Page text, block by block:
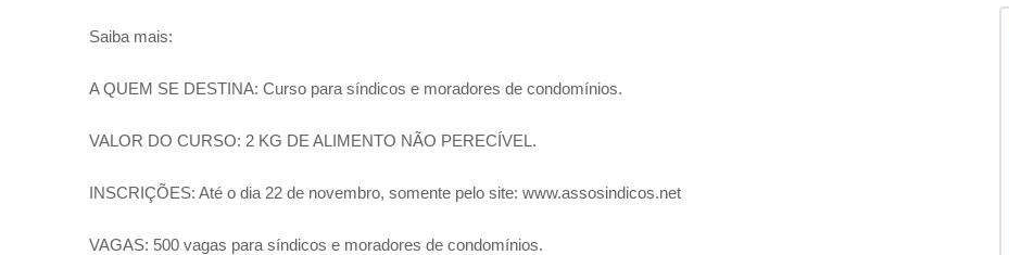
Saiba mais:
A QUEM SE DESTINA: Curso para síndicos e moradores de condomínios.
VALOR DO CURSO: 2 KG DE ALIMENTO NÃO PERECÍVEL.
INSCRIÇÕES: Até o dia 22 de novembro, somente pelo site: www.assosindicos.net
VAGAS: 500 vagas para síndicos e moradores de condomínios.